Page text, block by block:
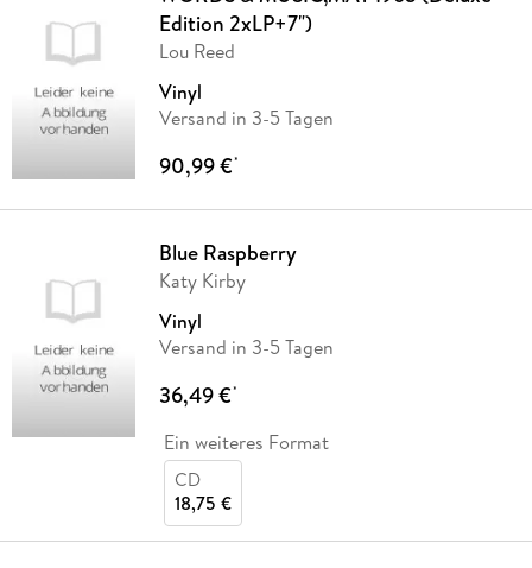
Edition 2xLP+7")
Lou Reed
Vinyl
Versand in 3-5 Tagen
90,99 €*
Blue Raspberry
Katy Kirby
Vinyl
Versand in 3-5 Tagen
36,49 €*
Ein weiteres Format
CD
18,75 €